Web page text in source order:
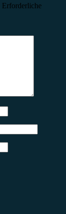
Erforderliche